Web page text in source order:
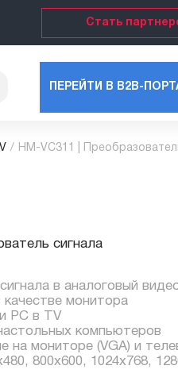
Стать
ПЕРЕЙТИ В B2B-
/ HM-VC311 |
сигнала
в аналоговый
качестве монитора
PC в TV
компьютеров
на мониторе (VGA) и
800x600, 1024x768,